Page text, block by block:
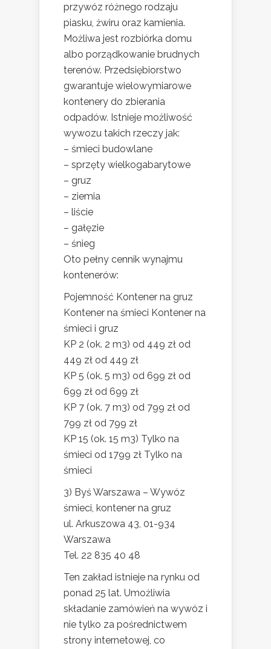
przywóz różnego rodzaju
piasku, żwiru oraz kamienia.
Możliwa jest rozbiórka domu
albo porządkowanie brudnych
terenów. Przedsiębiorstwo
gwarantuje wielowymiarowe
kontenery do zbierania
odpadów. Istnieje możliwość
wywozu takich rzeczy jak:
– śmieci budowlane
– sprzęty wielkogabarytowe
– gruz
– ziemia
– liście
– gałęzie
– śnieg
Oto pełny cennik wynajmu
kontenerów:
Pojemność Kontener na gruz
Kontener na śmieci Kontener na
śmieci i gruz
KP 2 (ok. 2 m3) od 449 zł od
449 zł od 449 zł
KP 5 (ok. 5 m3) od 699 zł od
699 zł od 699 zł
KP 7 (ok. 7 m3) od 799 zł od
799 zł od 799 zł
KP 15 (ok. 15 m3) Tylko na
śmieci od 1799 zł Tylko na
śmieci
3) Byś Warszawa – Wywóz
śmieci, kontener na gruz
ul. Arkuszowa 43, 01-934
Warszawa
Tel. 22 835 40 48
Ten zakład istnieje na rynku od
ponad 25 lat. Umożliwia
składanie zamówień na wywóz i
nie tylko za pośrednictwem
strony internetowej, co